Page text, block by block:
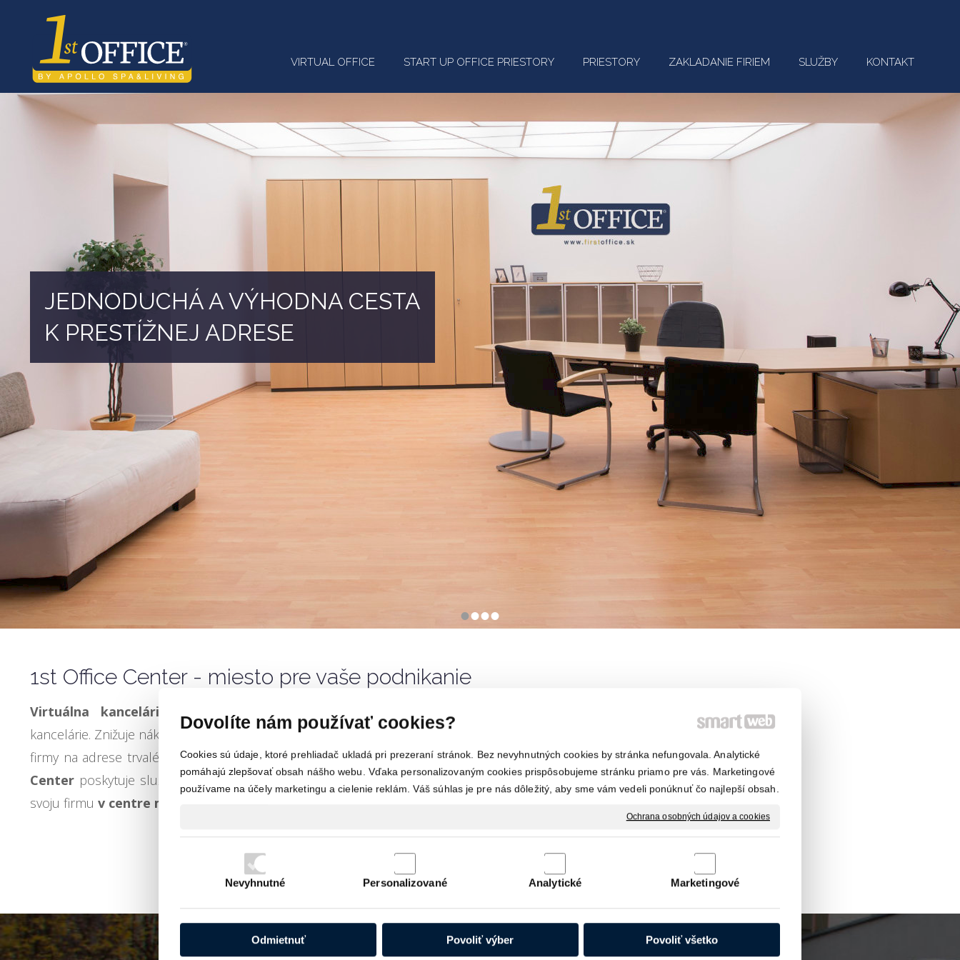
KONTAKT
SLUŽBY
ZAKLADANIE FIRIEM
PRIESTORY
START UP OFFICE PRIESTORY
VIRTUAL OFFICE
••••
VIRTUÁLNA KANCELÁRIA,
START UP OFFICE - CoWorking Space
1st Office Center - miesto pre vaše podnikanie
Virtuálna kancelária VIRTUAL OFFICE predstavuje moderné alternatívne riešenie
kancelárie. Znižuje náklady hlavne u menších a stredných podnikateľov, ktorí nechcú mať sídlo svojej
firmy na adrese trvalého pobytu a nepotrebujú na svoje podnikanie klasickú kanceláriu.1st Office
Center poskytuje služby virtuálnej kancelárie na adrese Nitrianska 1, 921 01 Piešťany. Registrujte si
svoju firmu v centre mesta Piešťany
ZISTIŤ VIAC
Dovolíte nám používať cookies?
Cookies sú údaje, ktoré prehliadač ukladá pri prezeraní stránok. Bez nevyhnutných cookies by stránka nefungovala. Analytické
pomáhajú zlepšovať obsah nášho webu. Vďaka personalizovaným cookies prispôsobujeme stránku priamo pre vás. Marketingové
používame na účely marketingu a cielenie reklám. Váš súhlas je pre nás dôležitý, aby sme vám vedeli ponúknuť čo najlepší obsah.
Ochrana osobných údajov a cookies
Nevyhnutné Personalizované Analytické Marketingové
Odmietnuť Povoliť výber Povoliť všetko